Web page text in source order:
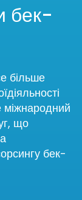
бек-
більше
міжнародний
що
бек-